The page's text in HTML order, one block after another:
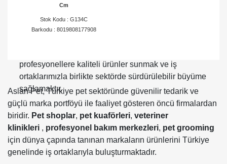
ortaklarımızın ihtiyaç duyduğu ürünleri hızlı ve güvenilir
şekilde ulaştırıyoruz.
profesyonellere kaliteli ürünler sunmak ve iş
ortaklarımızla birlikte sektörde sürdürülebilir büyüme
sağlamaktır.
Cm
Stok Kodu : G134C
Barkodu : 8019808177908
Aslan Pet, Türkiye pet sektöründe güvenilir tedarik ve
güçlü marka portföyü ile faaliyet gösteren öncü firmalardan
biridir. Pet shoplar, pet kuaförleri, veteriner
klinikleri , profesyonel bakım merkezleri, pet grooming
için dünya çapında tanınan markaların ürünlerini Türkiye
genelinde iş ortaklarıyla buluşturmaktadır.